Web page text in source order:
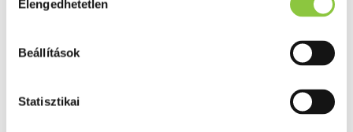
kiválasztása
Elengedhetetlen
Beállítások
Statisztikai